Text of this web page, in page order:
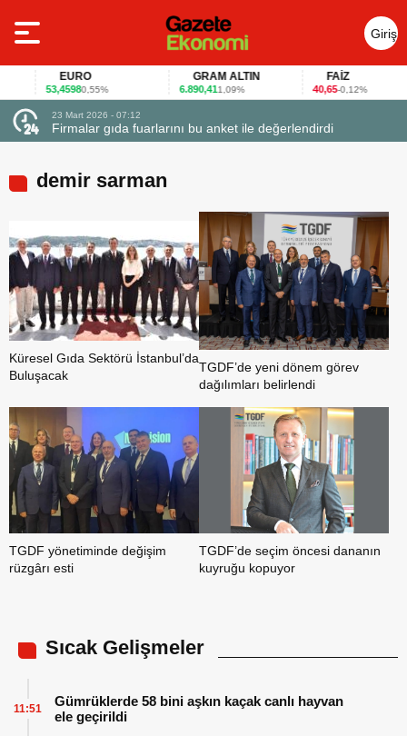
Giriş
Yap
EURO
53,45980,55%
GRAM ALTIN
6.890,411,09%
FAİZ
40,65-0,12%
23 Mart 2026 - 07:12
Firmalar gıda fuarlarını bu anket ile değerlendirdi
demir sarman
Küresel Gıda Sektörü İstanbul’da
Buluşacak
TGDF’de yeni dönem görev
dağılımları belirlendi
TGDF yönetiminde değişim
rüzgârı esti
TGDF’de seçim öncesi dananın
kuyruğu kopuyor
Sıcak Gelişmeler
Gümrüklerde 58 bini aşkın kaçak canlı hayvan
ele geçirildi
11:51